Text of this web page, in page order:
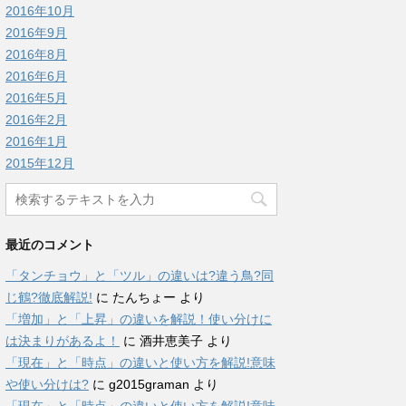
2016年10月
2016年9月
2016年8月
2016年6月
2016年5月
2016年2月
2016年1月
2015年12月
最近のコメント
「タンチョウ」と「ツル」の違いは?違う鳥?同
じ鶴?徹底解説! に たんちょー より
「増加」と「上昇」の違いを解説！使い分けに
は決まりがあるよ！
に 酒井恵美子 より
「現在」と「時点」の違いと使い方を解説!意味
や使い分けは? に g2015graman より